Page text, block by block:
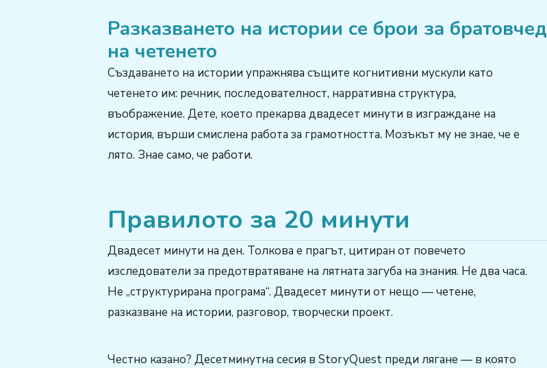
Разказването на истории се брои за братовчед
на четенето
Създаването на истории упражнява същите когнитивни мускули като
четенето им: речник, последователност, нарративна структура,
въображение. Дете, което прекарва двадесет минути в изграждане на
история, върши смислена работа за грамотността. Мозъкът му не знае, че е
лято. Знае само, че работи.
Правилото за 20 минути
Двадесет минути на ден. Толкова е прагът, цитиран от повечето
изследователи за предотвратяване на лятната загуба на знания. Не два часа.
Не „структурирана програма“. Двадесет минути от нещо — четене,
разказване на истории, разговор, творчески проект.
Честно казано? Десетминутна сесия в StoryQuest преди лягане — в която